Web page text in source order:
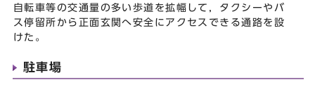
自転車等の交通量の多い歩道を拡幅して，タクシーやバ
ス停留所から正面玄関へ安全にアクセスできる通路を設
けた。
駐車場